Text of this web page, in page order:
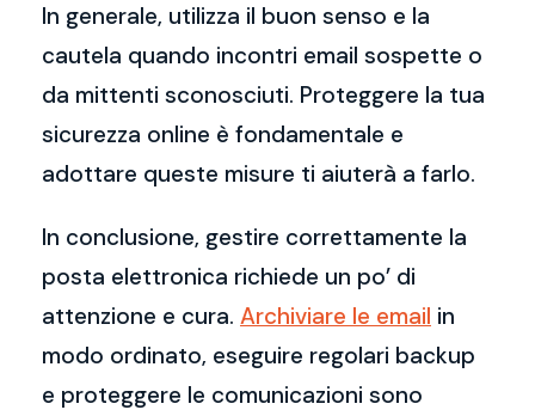
In generale, utilizza il buon senso e la
cautela quando incontri email sospette o
da mittenti sconosciuti. Proteggere la tua
sicurezza online è fondamentale e
adottare queste misure ti aiuterà a farlo.
In conclusione, gestire correttamente la
posta elettronica richiede un po’ di
attenzione e cura. Archiviare le email in
modo ordinato, eseguire regolari backup
e proteggere le comunicazioni sono